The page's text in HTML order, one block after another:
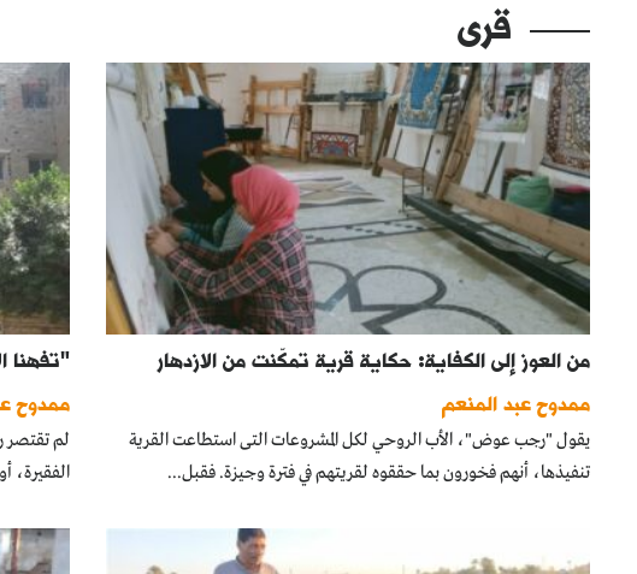
قرى
من العوز إلى الكفاية: حكاية قرية تمكّنت من الازدهار
ممدوح عبد المنعم
يقول "رجب عوض"، الأب الروحي لكل المشروعات التى استطاعت القرية
تنفيذها، أنهم فخورون بما حققوه لقريتهم في فترة وجيزة. فقبل...
"تفهنا
ممدوح
لم تقتصر
الفقيرة،